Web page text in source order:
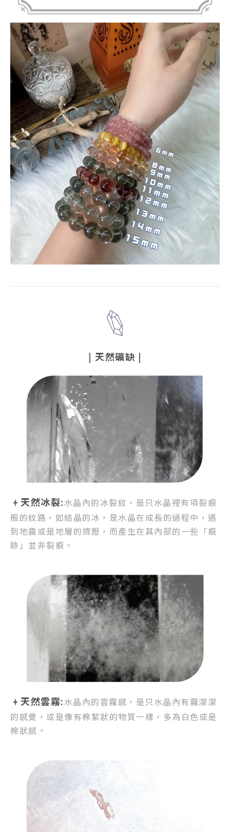
| 天然礦缺 |
天然冰裂:水晶內的冰裂紋， 是只水晶裡有項裂痕
般的紋路， 如結晶的冰，是水晶在成長的過程中， 遇
到地震或是地層的擠壓， 而產生在其內部的一些「痕
跡」並非裂痕。
天然雲霧:水晶內的雲霧感， 是只水晶內有霧濛濛
的感覺， 或是像有棉絮狀的物質一樣， 多為白色或是
棉狀感。